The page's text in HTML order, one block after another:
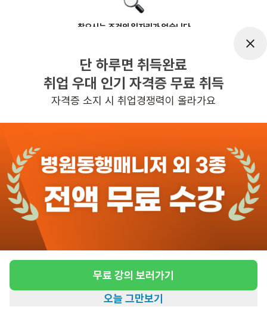
찾으시는 조건의 일자리가 없습니다
반경 3KM 이내의 일자리 확인하기
단 하루면 취득완료
취업 우대 인기 자격증 무료 취득
자격증 소지 시 취업경쟁력이 올라가요
무료 강의 보러가기
오늘 그만보기